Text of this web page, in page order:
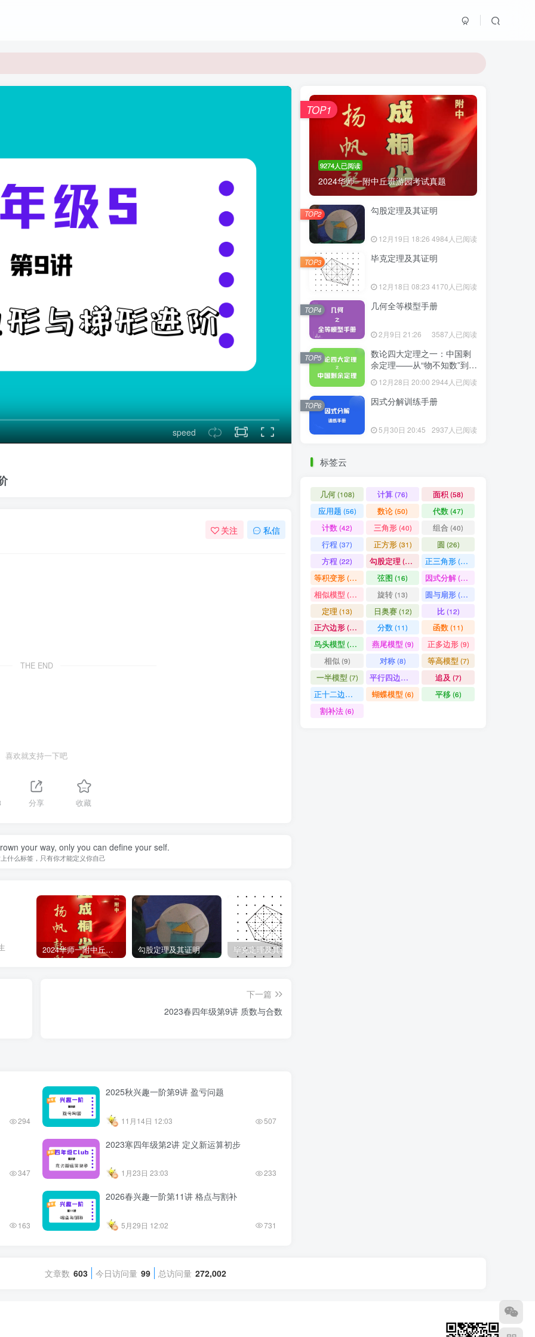
speed
关注 私信
THE END
喜欢就支持一下吧
分享 收藏
your way, only you can define your self.
什么标签，只有你才能定义你自己
2024华师一附中丘班游园考试真题 勾股定理及其证明 毕克定理及其证明
下一篇
2023春四年级第9讲 质数与合数
294
2025秋兴趣一阶第9讲 盈亏问题
11月14日 12:03 507
347
2023寒四年级第2讲 定义新运算初步
1月23日 23:03 233
163
2026春兴趣一阶第11讲 格点与割补
5月29日 12:02 731
9274人已阅读
2024华师一附中丘班游园考试真题
TOP1
勾股定理及其证明
12月19日 18:26 4984人已阅读
TOP2
毕克定理及其证明
12月18日 08:23 4170人已阅读
TOP3
几何全等模型手册
2月9日 21:26 3587人已阅读
TOP4
数论四大定理之一：中国剩
余定理——从“物不知数”到现
代代数
12月28日 20:00 2944人已阅读
TOP5
因式分解训练手册
5月30日 20:45 2937人已阅读
TOP6
标签云
几何(108) 计算(76) 面积(58)
应用题 (56) 数论(50) 代数(47)
计数(42) 三角形(40) 组合(40)
行程 (37) 正方形(31) 圆 (26)
方程 (22) 勾股定理 (19) 正三角形(19)
等积变形(18) 弦图 (16) 因式分解(15)
相似模型 (14) 旋转(13) 圆与扇形(13)
定理 (13) 日奥赛(12) 比(12)
正六边形(11) 分数(11) 函数(11)
鸟头模型 (10) 燕尾模型 (9) 正多边形(9)
相似 (9) 对称(8) 等高模型 (7)
一半模型 (7) 平行四边形 追及 (7)
正十二边形 蝴蝶模型 (6) 平移(6)
割补法(6)
文章数 603 今日访问量 99 总访问量 272,002